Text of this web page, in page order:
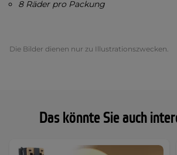
Das könnte Sie auch
8 Räder pro Packung
Die Bilder dienen nur zu Illustrationszwecken.